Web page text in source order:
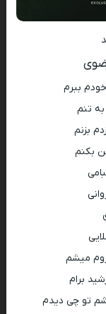
ببرم
تنم
بزنم
بکنم
میشم
برام
تو چی دیدم